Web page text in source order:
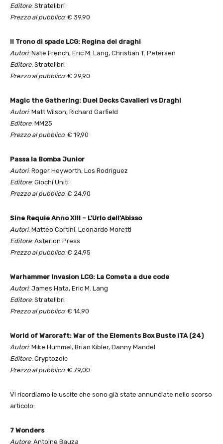
Editore: Stratelibri
Prezzo al pubblico: € 39,90
Il Trono di spade LCG: Regina dei draghi
Autori: Nate French, Eric M. Lang, Christian T. Petersen
Editore: Stratelibri
Prezzo al pubblico: € 29,90
Magic the Gathering: Duel Decks Cavalieri vs Draghi
Autori: Matt Wilson, Richard Garfield
Editore: MM25
Prezzo al pubblico: € 19,90
Passa la Bomba Junior
Autori: Roger Heyworth, Los Rodriguez
Editore: Giochi Uniti
Prezzo al pubblico: € 24,90
Sine Requie Anno XIII – L'Urlo dell'Abisso
Autori: Matteo Cortini, Leonardo Moretti
Editore: Asterion Press
Prezzo al pubblico: € 24,95
Warhammer Invasion LCG: La Cometa a due code
Autori: James Hata, Eric M. Lang
Editore: Stratelibri
Prezzo al pubblico: € 14,90
World of Warcraft: War of the Elements Box Buste ITA (24)
Autori: Mike Hummel, Brian Kibler, Danny Mandel
Editore: Cryptozoic
Prezzo al pubblico: € 79,00
Vi ricordiamo le uscite che sono già state annunciate nello scorso
articolo:
7 Wonders
Autore: Antoine Bauza